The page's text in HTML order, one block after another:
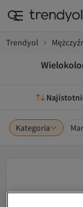
Trendyol
Kategoria